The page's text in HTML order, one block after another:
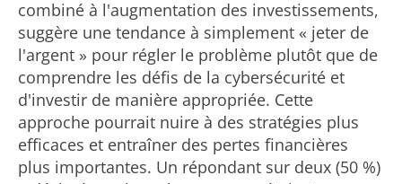
combiné à l'augmentation des investissements,
suggère une tendance à simplement « jeter de
l'argent » pour régler le problème plutôt que de
comprendre les défis de la cybersécurité et
d'investir de manière appropriée. Cette
approche pourrait nuire à des stratégies plus
efficaces et entraîner des pertes financières
plus importantes. Un répondant sur deux (50 %)